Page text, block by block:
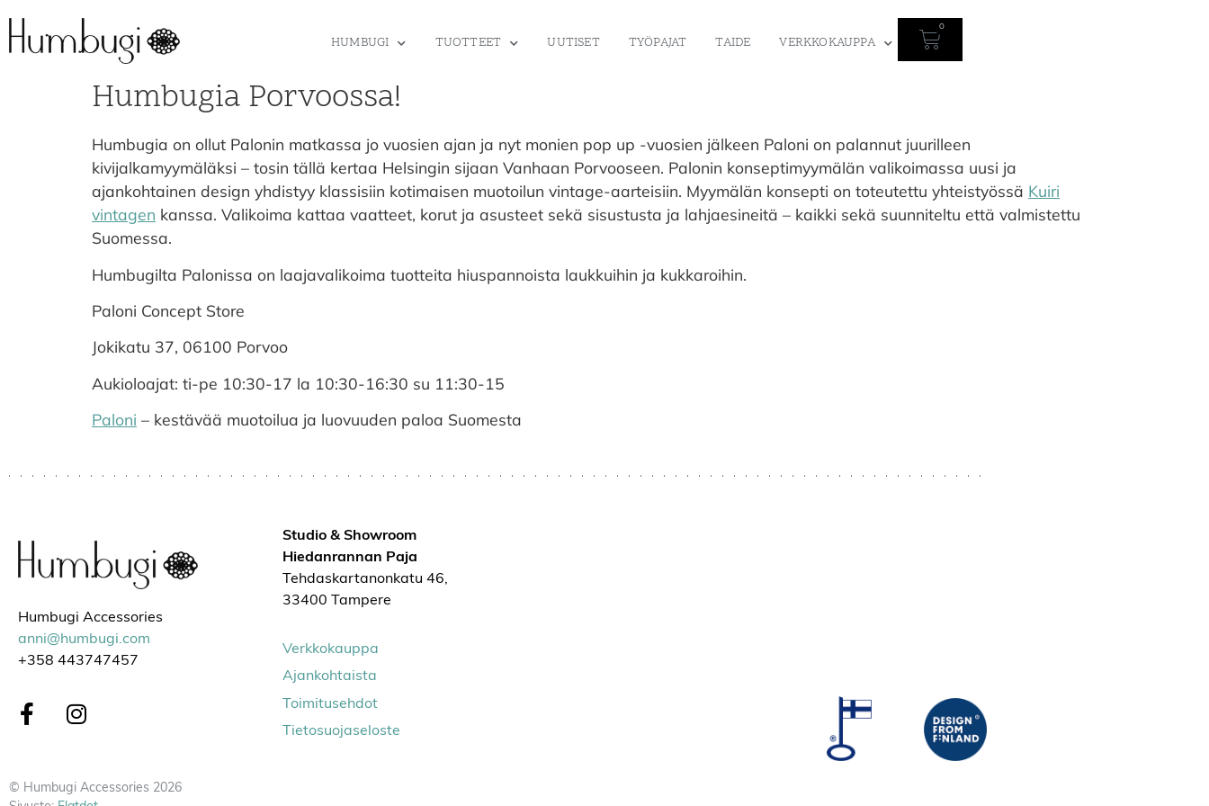
HUMBUGI TUOTTEET UUTISET TYÖPAJAT TAIDE VERKKOKAUPPA
0
Humbugia Porvoossa!
Humbugia on ollut Palonin matkassa jo vuosien ajan ja nyt monien pop up -vuosien jälkeen Paloni on palannut juurilleen
kivijalkamyymäläksi – tosin tällä kertaa Helsingin sijaan Vanhaan Porvooseen. Palonin konseptimyymälän valikoimassa uusi ja
ajankohtainen design yhdistyy klassisiin kotimaisen muotoilun vintage-aarteisiin. Myymälän konsepti on toteutettu yhteistyössä Kuiri
vintagen kanssa. Valikoima kattaa vaatteet, korut ja asusteet sekä sisustusta ja lahjaesineitä – kaikki sekä suunniteltu että valmistettu
Suomessa.
Humbugilta Palonissa on laajavalikoima tuotteita hiuspannoista laukkuihin ja kukkaroihin.
Paloni Concept Store
Jokikatu 37, 06100 Porvoo
Aukioloajat: ti-pe 10:30-17 la 10:30-16:30 su 11:30-15
Paloni – kestävää muotoilua ja luovuuden paloa Suomesta
Humbugi Accessories
anni@humbugi.com
+358 443747457
Studio & Showroom
Hiedanrannan Paja
Tehdaskartanonkatu 46,
33400 Tampere
Verkkokauppa
Ajankohtaista
Toimitusehdot
Tietosuojaseloste
© Humbugi Accessories 2026